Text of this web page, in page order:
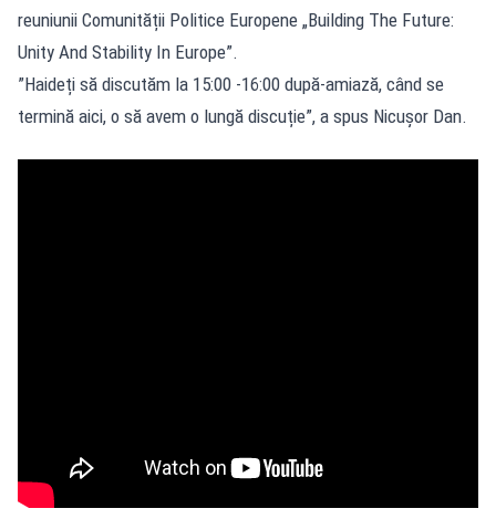
reuniunii Comunității Politice Europene „Building The Future:
Unity And Stability In Europe”.
”Haideți să discutăm la 15:00 -16:00 după-amiază, când se
termină aici, o să avem o lungă discuție”, a spus Nicușor Dan.